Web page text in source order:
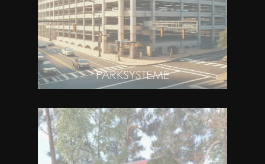
PARKSYSTEME